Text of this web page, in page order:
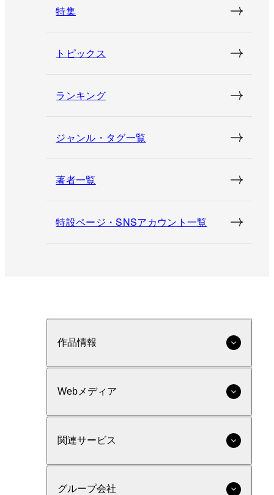
特集
トピックス
ランキング
ジャンル・タグ一覧
著者一覧
特設ページ・SNSアカウント一覧
作品情報
Webメディア
関連サービス
グループ会社